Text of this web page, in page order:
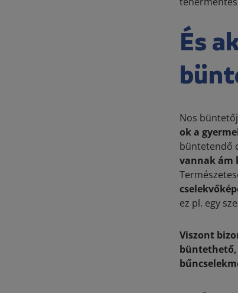
És
Nos
ok a
büntetendő
vannak ám
ez pl. egy
Viszont
büntethető,